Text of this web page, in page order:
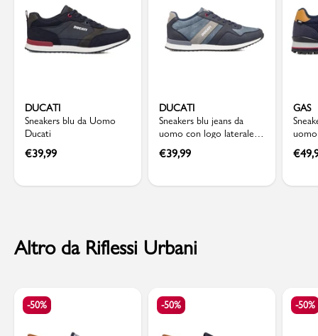
DUCATI
Sneakers blu da Uomo
Ducati
€39,99
DUCATI
Sneakers blu jeans da
uomo con logo laterale
Ducati
€39,99
GAS
Gas
€
Altro da Riflessi Urbani
-50% -50% -50%